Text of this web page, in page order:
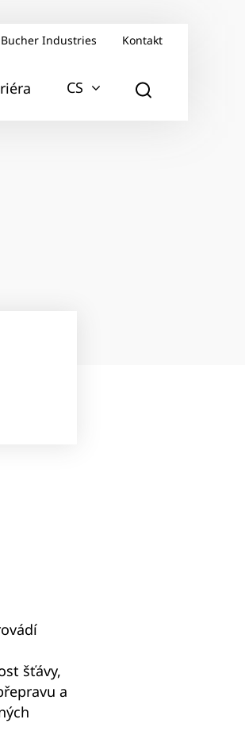
Bucher Industries Kontakt
CS
šťávy,
a